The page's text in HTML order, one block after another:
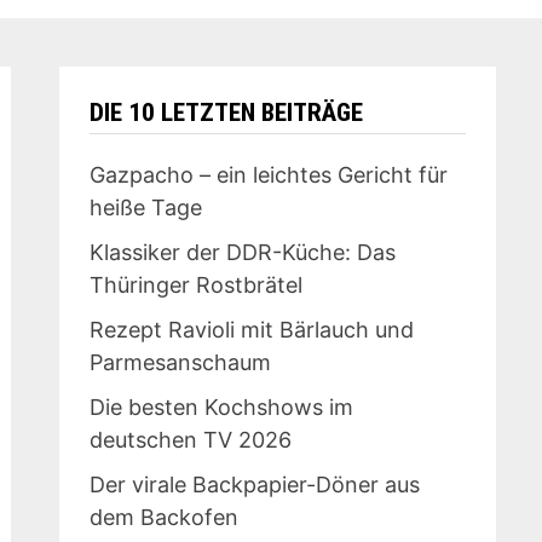
DIE 10 LETZTEN BEITRÄGE
Gazpacho – ein leichtes Gericht für
heiße Tage
Klassiker der DDR-Küche: Das
Thüringer Rostbrätel
Rezept Ravioli mit Bärlauch und
Parmesanschaum
Die besten Kochshows im
deutschen TV 2026
Der virale Backpapier-Döner aus
dem Backofen